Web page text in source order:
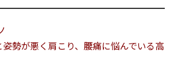
勢が悪く肩こり、腰痛に悩んでいる高